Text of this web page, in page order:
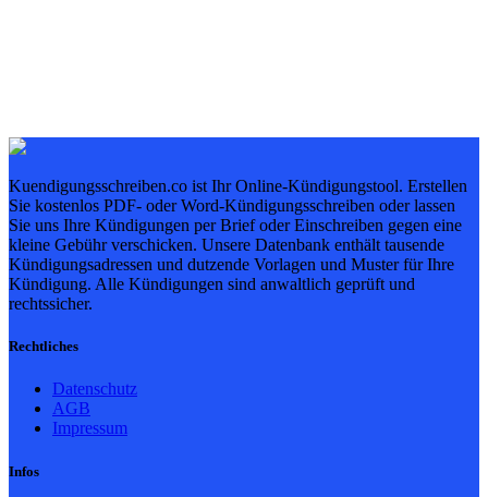
Kuendigungsschreiben.co ist Ihr Online-Kündigungstool. Erstellen
Sie kostenlos PDF- oder Word-Kündigungsschreiben oder lassen
Sie uns Ihre Kündigungen per Brief oder Einschreiben gegen eine
kleine Gebühr verschicken. Unsere Datenbank enthält tausende
Kündigungsadressen und dutzende Vorlagen und Muster für Ihre
Kündigung. Alle Kündigungen sind anwaltlich geprüft und
rechtssicher.
Rechtliches
Datenschutz
AGB
Impressum
Infos